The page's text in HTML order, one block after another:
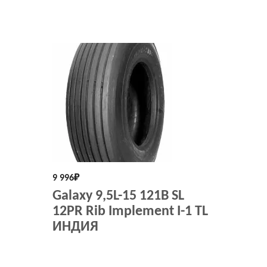
9 996₽
Galaxy 9,5L-15 121B SL
12PR Rib Implement I-1 TL
ИНДИЯ